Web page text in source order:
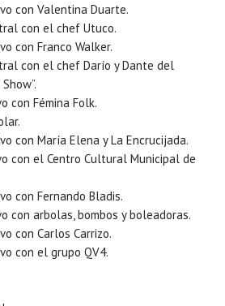
con Valentina Duarte.
con el chef Utuco.
con Franco Walker.
con el chef Darío y Dante del
con Fémina Folk.
con María Elena y La Encrucijada.
con el Centro Cultural Municipal de
con Fernando Bladis.
con arbolas, bombos y boleadoras.
con Carlos Carrizo.
con el grupo QV4.